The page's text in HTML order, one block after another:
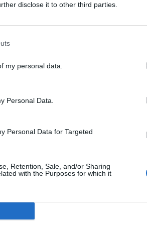
disclose it to other third parties.
my personal data.
Personal Data.
Personal Data for Targeted
Retention, Sale, and/or Sharing
with the Purposes for which it
que tergiversaban sus
y diferenciación. Por
del punto de venta y el
en Williamsburg. Se
tienda
demás prendas de la
punto esperan acoger
visuale
según la época,